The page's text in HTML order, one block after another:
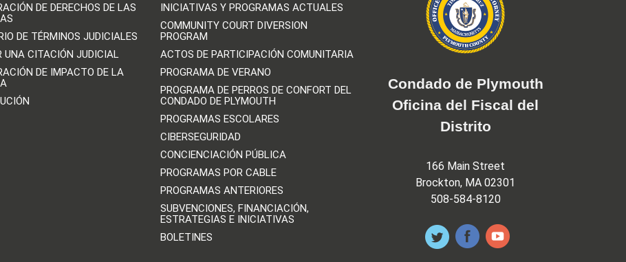
DE DERECHOS DE LAS
DE TÉRMINOS JUDICIALES
UNA CITACIÓN JUDICIAL
DE IMPACTO DE LA
INICIATIVAS Y PROGRAMAS ACTUALES
COMMUNITY COURT DIVERSION
PROGRAM
ACTOS DE PARTICIPACIÓN COMUNITARIA
PROGRAMA DE VERANO
PROGRAMA DE PERROS DE CONFORT DEL
CONDADO DE PLYMOUTH
PROGRAMAS ESCOLARES
CIBERSEGURIDAD
CONCIENCIACIÓN PÚBLICA
PROGRAMAS POR CABLE
PROGRAMAS ANTERIORES
SUBVENCIONES, FINANCIACIÓN,
ESTRATEGIAS E INICIATIVAS
BOLETINES
Condado de Plymouth
Oficina del Fiscal del
Distrito
166 Main Street
Brockton, MA 02301
508-584-8120